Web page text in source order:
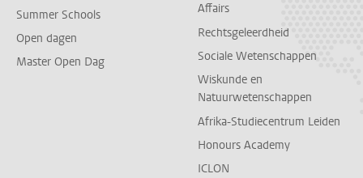
Summer Schools
Open dagen
Master Open Dag
Affairs
Rechtsgeleerdheid
Sociale Wetenschappen
Wiskunde en
Natuurwetenschappen
Afrika-Studiecentrum Leiden
Honours Academy
ICLON